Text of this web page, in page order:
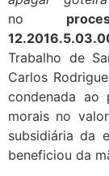
no
Trabalho de
Carlos
condenada ao
morais no
subsidiária da
beneficiou da